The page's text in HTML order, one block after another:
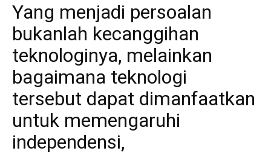
Yang menjadi persoalan
bukanlah kecanggihan
teknologinya, melainkan
bagaimana teknologi
tersebut dapat dimanfaatkan
untuk memengaruhi
independensi,